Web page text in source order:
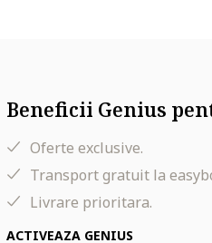
Beneficii Genius
Oferte exclusive.
Transport gratuit la
Livrare prioritara.
ACTIVEAZA GENIUS